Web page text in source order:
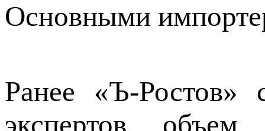
Основными
Ранее «Ъ-Ростов»